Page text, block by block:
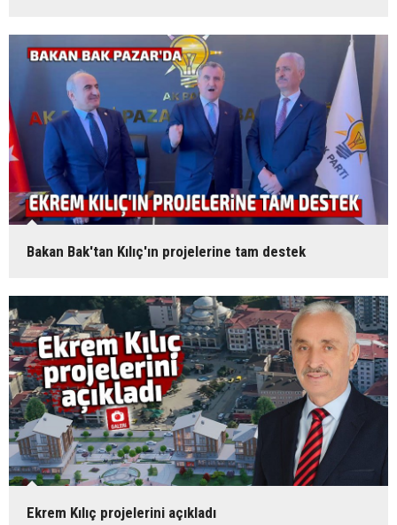
Bakan Bak'tan Kılıç'ın projelerine tam destek
Ekrem Kılıç projelerini açıkladı